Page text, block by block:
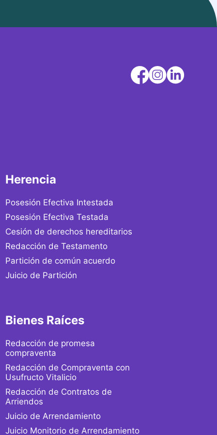
Herencia
Posesión Efectiva Intestada
Posesión Efectiva Testada
Cesión de derechos hereditarios
Redacción de Testamento
Partición de común acuerdo
Juicio de Partición
Bienes Raíces
Redacción de promesa
compraventa
Redacción de Compraventa con
Usufructo Vitalicio
Redacción de Contratos de
Arriendos
Juicio de Arrendamiento
Juicio Monitorio de Arrendamiento